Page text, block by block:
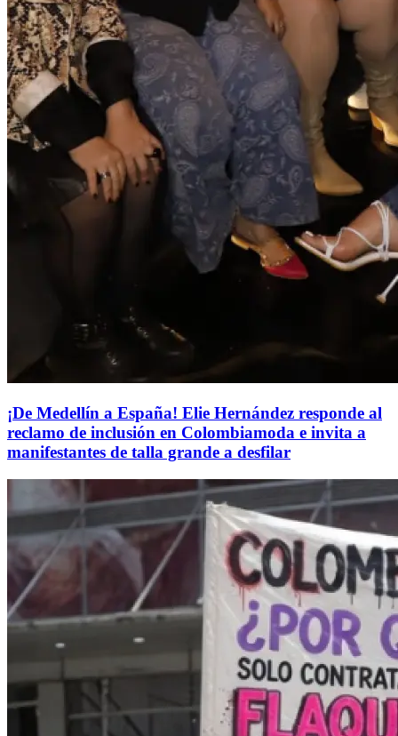
¡De Medellín a España! Elie Hernández responde al
reclamo de inclusión en Colombiamoda e invita a
manifestantes de talla grande a desfilar